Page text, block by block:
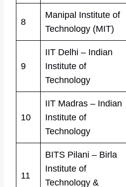
8
Manipal Institute of
Technology (MIT)
9
IIT Delhi – Indian
Institute of
Technology
10
IIT Madras – Indian
Institute of
Technology
11
BITS Pilani – Birla
Institute of
Technology &